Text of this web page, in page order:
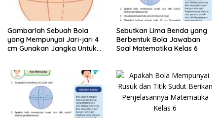
Gambarlah Sebuah Bola
yang Mempunyai Jari-jari 4
cm Gunakan Jangka Untuk
Sebutkan Lima Benda yang
Berbentuk Bola Jawaban
Soal Matematika Kelas 6